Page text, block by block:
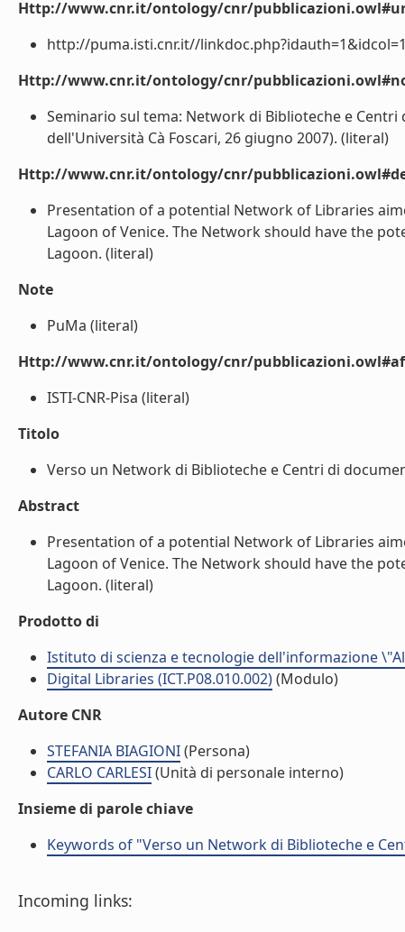
Http://www.cnr.it/ontology/cnr/
http://puma.isti.cnr.it//
Http://www.cnr.it/ontology/cnr/
Seminario sul tema: Network di Biblioteche e
dell'Università Cà Foscari, 26 giugno 2007). (literal)
Http://www.cnr.it/ontology/cnr/
Presentation of a potential Network of Libraries
Lagoon of Venice. The Network should have the
Lagoon. (literal)
Note
PuMa (literal)
Http://www.cnr.it/ontology/cnr/
ISTI-CNR-Pisa (literal)
Titolo
Verso un Network di Biblioteche e Centri di
Abstract
Presentation of a potential Network of Libraries
Lagoon of Venice. The Network should have the
Lagoon. (literal)
Prodotto di
Istituto di scienza e tecnologie dell'informazione
Digital Libraries (ICT.P08.010.002)(Modulo)
Autore CNR
STEFANIA BIAGIONI(Persona)
CARLO CARLESI(Unità di personale interno)
Insieme di parole chiave
Keywords of "Verso un Network di Biblioteche e
Incoming links: